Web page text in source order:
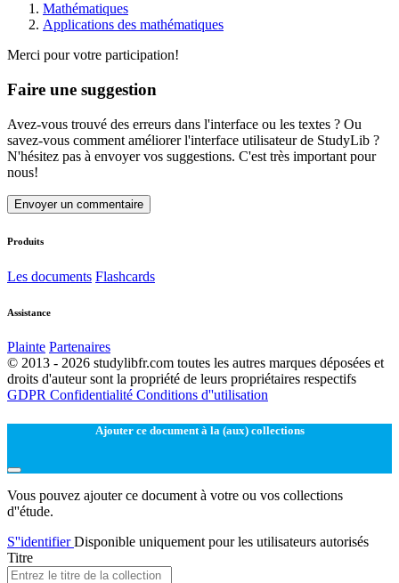
Mathématiques
Applications des mathématiques
Merci pour votre participation!
Faire une suggestion
Avez-vous trouvé des erreurs dans l'interface ou les textes ? Ou
savez-vous comment améliorer l'interface utilisateur de StudyLib ?
N'hésitez pas à envoyer vos suggestions. C'est très important pour
nous!
Envoyer un commentaire
Produits
Les documents Flashcards
Assistance
Plainte Partenaires
© 2013 - 2026 studylibfr.com toutes les autres marques déposées et
droits d'auteur sont la propriété de leurs propriétaires respectifs
GDPR Confidentialité Conditions d''utilisation
Ajouter ce document à la (aux) collections
Vous pouvez ajouter ce document à votre ou vos collections
d''étude.
S''identifierDisponible uniquement pour les utilisateurs autorisés
Titre